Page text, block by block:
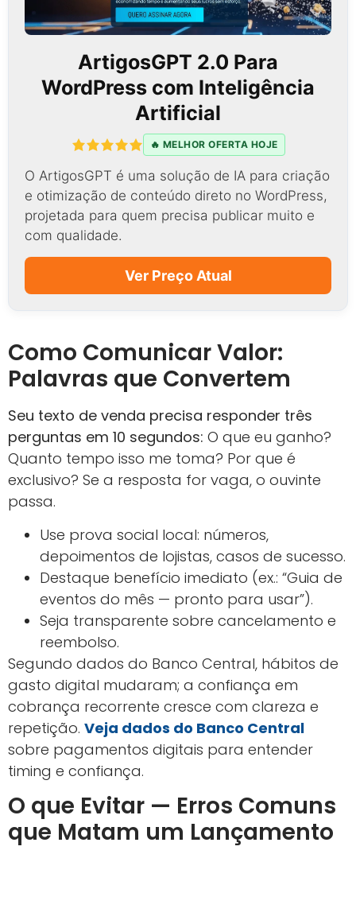
ArtigosGPT 2.0 Para
WordPress com Inteligência
Artificial
🔥 MELHOR OFERTA HOJE
O ArtigosGPT é uma solução de IA para criação
e otimização de conteúdo direto no WordPress,
projetada para quem precisa publicar muito e
com qualidade.
Ver Preço Atual
Como Comunicar Valor:
Palavras que Convertem
Seu texto de venda precisa responder três
perguntas em 10 segundos: O que eu ganho?
Quanto tempo isso me toma? Por que é
exclusivo? Se a resposta for vaga, o ouvinte
passa.
Use prova social local: números,
depoimentos de lojistas, casos de sucesso.
Destaque benefício imediato (ex.: “Guia de
eventos do mês — pronto para usar”).
Seja transparente sobre cancelamento e
reembolso.
Segundo dados do Banco Central, hábitos de
gasto digital mudaram; a confiança em
cobrança recorrente cresce com clareza e
repetição. Veja dados do Banco Central
sobre pagamentos digitais para entender
timing e confiança.
O que Evitar — Erros Comuns
que Matam um Lançamento